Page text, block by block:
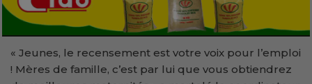
« Jeunes, le recensement est votre voix pour l’emploi
! Mères de famille, c’est par lui que vous obtiendrez